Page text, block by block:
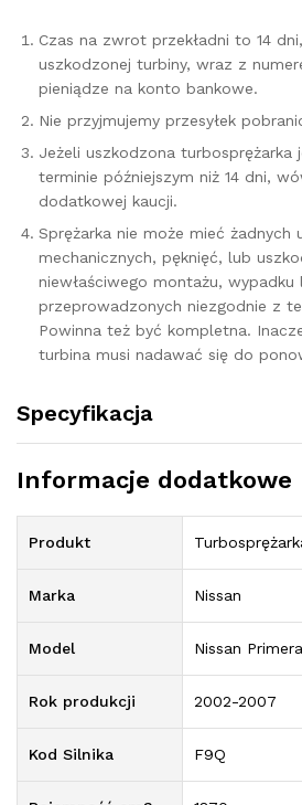
Czas na zwrot przekładni to 14
uszkodzonej turbiny, wraz z
pieniądze na konto bankowe.
Nie przyjmujemy przesyłek
Jeżeli uszkodzona
terminie późniejszym niż 14 dni,
dodatkowej kaucji.
Sprężarka nie może mieć żadnych
mechanicznych, pęknięć, lub
niewłaściwego montażu, wypadku
przeprowadzonych niezgodnie z
Powinna też być kompletna.
turbina musi nadawać się do
Specyfikacja
Informacje dodatkowe
Produkt
Marka Nissan
Model Nissan Primera
Rok produkcji 2002-2007
Kod Silnika F9Q